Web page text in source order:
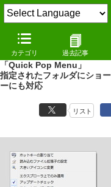
カテゴリ 過去記事
REVIEW
（12/01/31）
設定方法と使い勝手のシン
「Quick Pop Menu」
指定されたフォルダにショ
ーにも対応
リスト